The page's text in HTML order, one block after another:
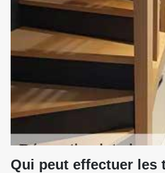
Qui peut effectuer les